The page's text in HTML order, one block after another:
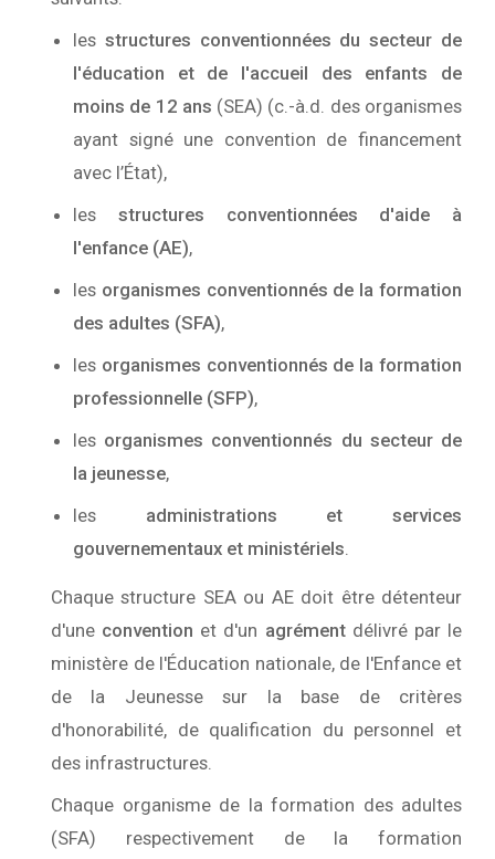
les structures conventionnées du secteur de
l'éducation et de l'accueil des enfants de
moins de 12 ans (SEA) (c.-à.d. des organismes
ayant signé une convention de financement
avec l’État),
les structures conventionnées d'aide à
l'enfance (AE),
les organismes conventionnés de la formation
des adultes (SFA),
les organismes conventionnés de la formation
professionnelle (SFP),
les organismes conventionnés du secteur de
la jeunesse,
les administrations et services
gouvernementaux et ministériels.
Chaque structure SEA ou AE doit être détenteur
d'une convention et d'un agrémentdélivré par le
ministère de l'Éducation nationale, de l'Enfance et
de la Jeunesse sur la base de critères
d'honorabilité, de qualification du personnel et
des infrastructures.
Chaque organisme de la formation des adultes
(SFA) respectivement de la formation